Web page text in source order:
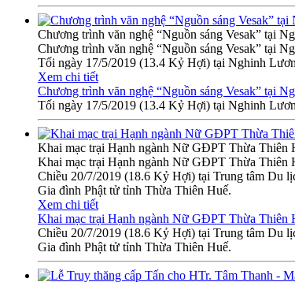
Chương trình văn nghệ “Nguồn sáng Vesak” tại
Chương trình văn nghệ “Nguồn sáng Vesak” tại
Tối ngày 17/5/2019 (13.4 Kỷ Hợi) tại Nghinh
Xem chi tiết
Chương trình văn nghệ “Nguồn sáng Vesak” tại
Tối ngày 17/5/2019 (13.4 Kỷ Hợi) tại Nghinh
Khai mạc trại Hạnh ngành Nữ GĐPT Thừa Thiên
Khai mạc trại Hạnh ngành Nữ GĐPT Thừa Thiên
Chiều 20/7/2019 (18.6 Kỷ Hợi) tại Trung tâm Du
Gia đình Phật tử tỉnh Thừa Thiên Huế.
Xem chi tiết
Khai mạc trại Hạnh ngành Nữ GĐPT Thừa Thiên
Chiều 20/7/2019 (18.6 Kỷ Hợi) tại Trung tâm Du
Gia đình Phật tử tỉnh Thừa Thiên Huế.